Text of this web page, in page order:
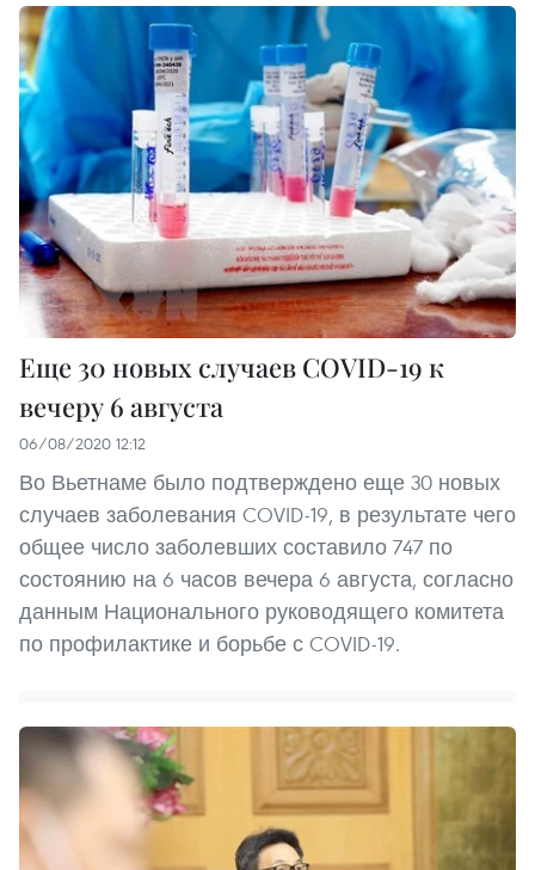
Еще 30 новых случаев COVID-19 к
вечеру 6 августа
06/08/2020 12:12
Во Вьетнаме было подтверждено еще 30 новых
случаев заболевания COVID-19, в результате чего
общее число заболевших составило 747 по
состоянию на 6 часов вечера 6 августа, согласно
данным Национального руководящего комитета
по профилактике и борьбе с COVID-19.